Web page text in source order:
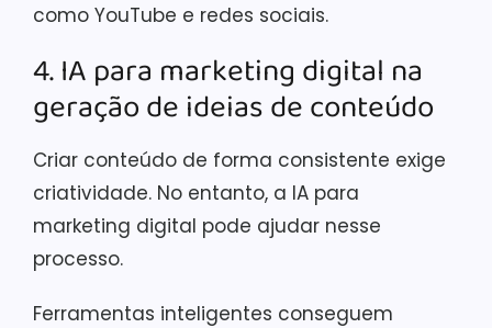
como YouTube e redes sociais.
4. IA para marketing digital na
geração de ideias de conteúdo
Criar conteúdo de forma consistente exige
criatividade. No entanto, a IA para
marketing digital pode ajudar nesse
processo.
Ferramentas inteligentes conseguem